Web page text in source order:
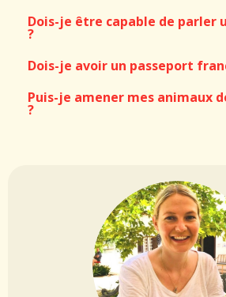
Dois-je être capable de parler
?
Dois-je avoir un passeport
Puis-je amener mes animaux
?